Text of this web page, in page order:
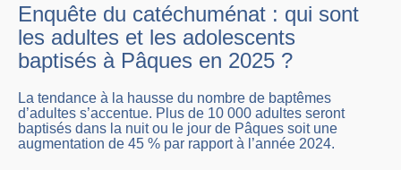
Enquête du catéchuménat : qui sont
les adultes et les adolescents
baptisés à Pâques en 2025 ?
La tendance à la hausse du nombre de baptêmes
d’adultes s’accentue. Plus de 10 000 adultes seront
baptisés dans la nuit ou le jour de Pâques soit une
augmentation de 45 % par rapport à l’année 2024.